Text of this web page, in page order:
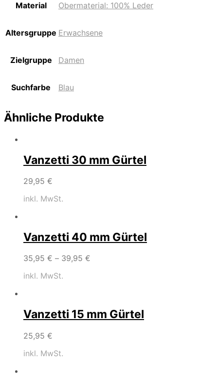
Material Obermaterial: 100% Leder
Altersgruppe Erwachsene
Zielgruppe Damen
Suchfarbe Blau
Ähnliche Produkte
Vanzetti 30 mm Gürtel
29,95 €
inkl. MwSt.
Vanzetti 40 mm Gürtel
35,95 € – 39,95 €
inkl. MwSt.
Vanzetti 15 mm Gürtel
25,95 €
inkl. MwSt.